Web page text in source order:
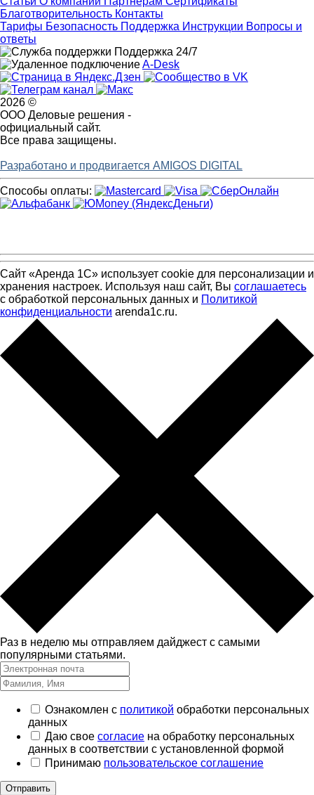
Благотворительность Контакты
Тарифы Безопасность Поддержка Инструкции Вопросы и
ответы
Поддержка 24/7
A-Desk
2026 ©
ООО Деловые решения -
официальный сайт.
Все права защищены.
Разработано и продвигается AMIGOS DIGITAL
Способы оплаты:
Сайт «Аренда 1С» использует cookie для персонализации и
хранения настроек. Используя наш сайт, Вы соглашаетесь
с обработкой персональных данных и Политикой
конфиденциальности arenda1c.ru.
Раз в неделю мы отправляем дайджест с самыми
популярными статьями.
Ознакомлен с политикой обработки персональных
данных
Даю свое согласие на обработку персональных
данных в соответствии с установленной формой
Принимаю пользовательское соглашение
Отправить